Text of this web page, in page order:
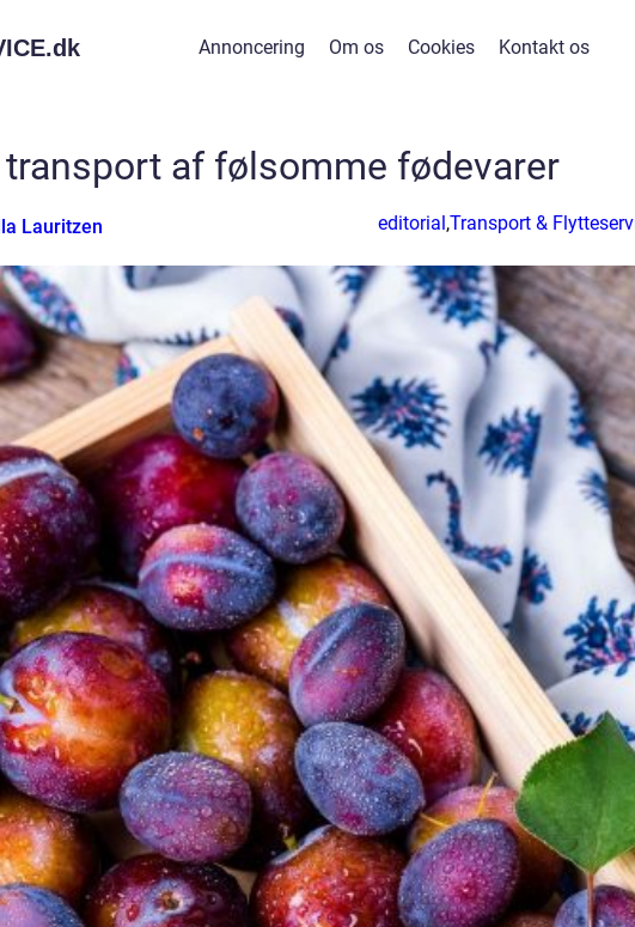
dk Annoncering Om os Cookies Kontakt os
af følsomme fødevarer
Lauritzen editorial,Transport &